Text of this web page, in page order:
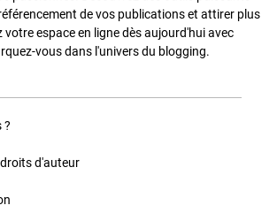
de vos publications et attirer plus
votre espace en ligne dès aujourd'hui avec
vous dans l'univers du blogging.
?
d'auteur